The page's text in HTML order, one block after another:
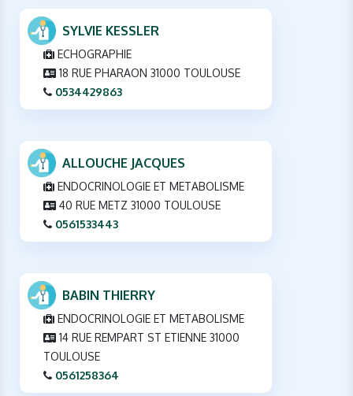
SYLVIE KESSLER
ECHOGRAPHIE
18 RUE PHARAON 31000 TOULOUSE
0534429863
ALLOUCHE JACQUES
ENDOCRINOLOGIE ET METABOLISME
40 RUE METZ 31000 TOULOUSE
0561533443
BABIN THIERRY
ENDOCRINOLOGIE ET METABOLISME
14 RUE REMPART ST ETIENNE 31000
TOULOUSE
0561258364